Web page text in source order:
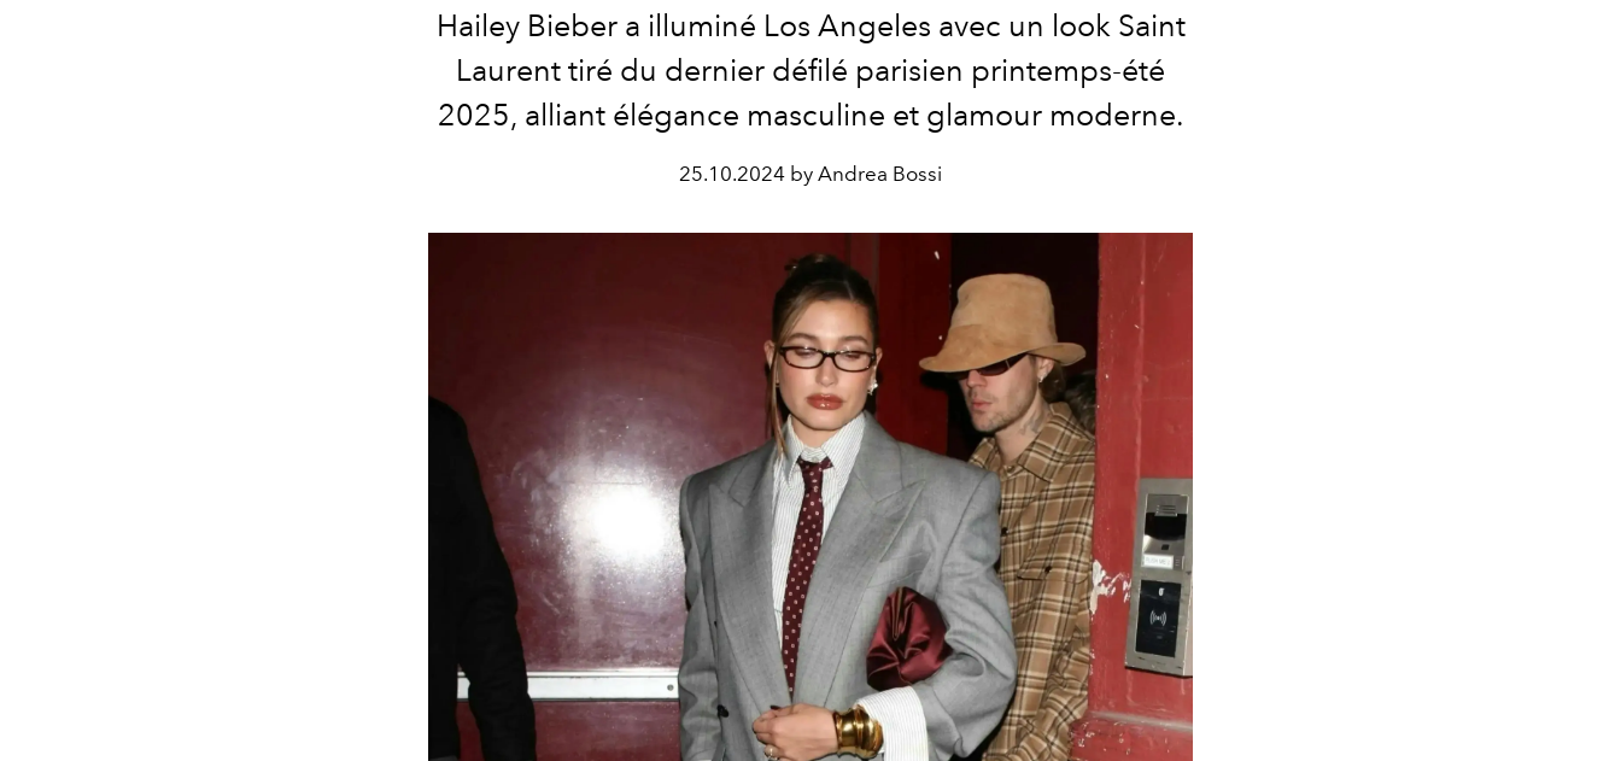
Hailey Bieber a illuminé Los Angeles avec un look Saint
Laurent tiré du dernier défilé parisien printemps-été
2025, alliant élégance masculine et glamour moderne.
25.10.2024 by Andrea Bossi